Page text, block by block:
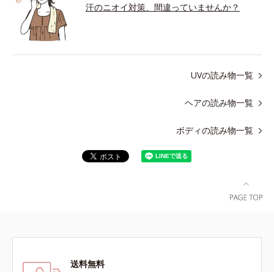
汗のニオイ対策、間違っていませんか？
UVの読み物一覧
ヘアの読み物一覧
ボディの読み物一覧
送料無料